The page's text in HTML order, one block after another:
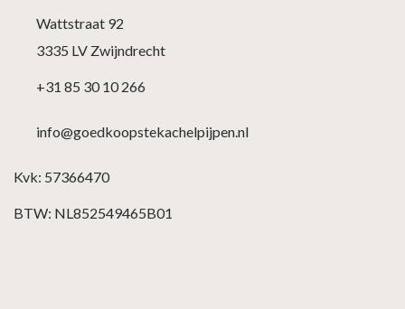
Wattstraat 92
3335 LV Zwijndrecht
+31 85 30 10 266
info@goedkoopstekachelpijpen.nl
Kvk: 57366470
BTW: NL852549465B01